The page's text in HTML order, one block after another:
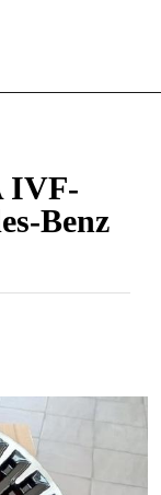
IVF-
Benz